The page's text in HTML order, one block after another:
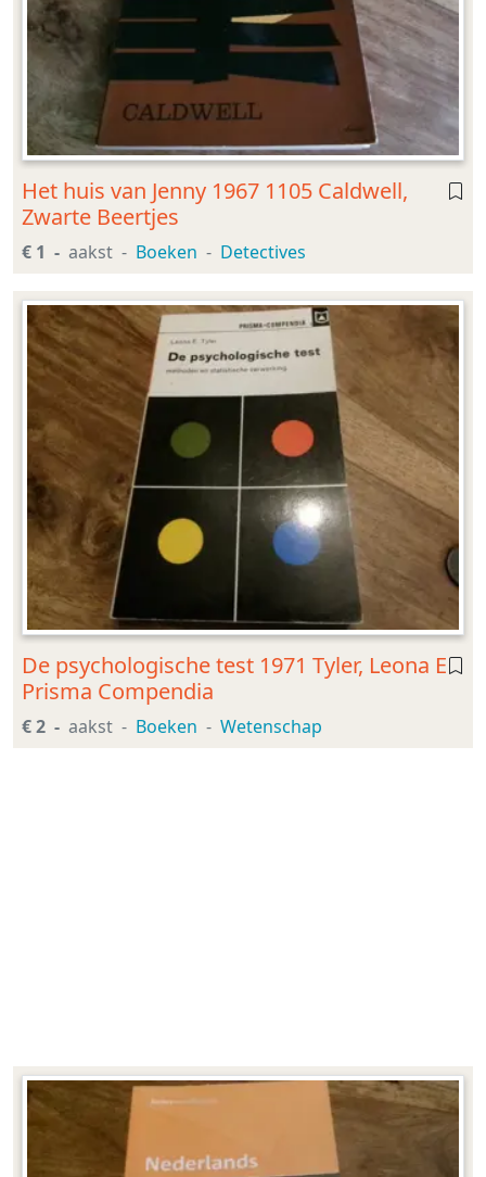
Het huis van Jenny 1967 1105 Caldwell,
Zwarte Beertjes
€ 1 aakst Boeken Detectives
De psychologische test 1971 Tyler, Leona E
Prisma Compendia
€ 2 aakst Boeken Wetenschap